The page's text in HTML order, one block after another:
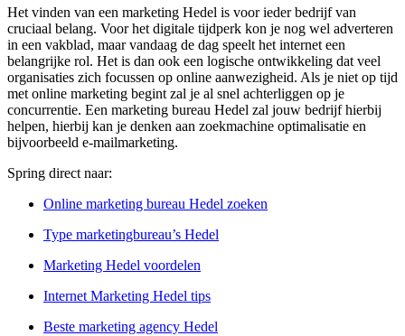
Het vinden van een marketing Hedel is voor ieder bedrijf van
cruciaal belang. Voor het digitale tijdperk kon je nog wel adverteren
in een vakblad, maar vandaag de dag speelt het internet een
belangrijke rol. Het is dan ook een logische ontwikkeling dat veel
organisaties zich focussen op online aanwezigheid. Als je niet op tijd
met online marketing begint zal je al snel achterliggen op je
concurrentie. Een marketing bureau Hedel zal jouw bedrijf hierbij
helpen, hierbij kan je denken aan zoekmachine optimalisatie en
bijvoorbeeld e-mailmarketing.
Spring direct naar:
Online marketing bureau Hedel zoeken
Type marketingbureau’s Hedel
Marketing Hedel voordelen
Internet Marketing Hedel tips
Beste marketing agency Hedel